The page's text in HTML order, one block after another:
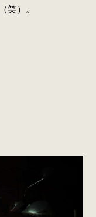
笑）。